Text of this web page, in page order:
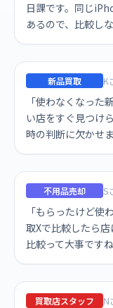
日課です。同じ
あるので、比較し
新品買取 K
「使わなくなった
い店をすぐ見つけ
時の判断に欠かせ
不用品売却 S
「もらったけど使
取Xで比較したら店
比較って大事ですね
買取店スタッフ N